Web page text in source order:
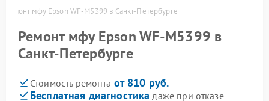
Ремонт мфу Epson WF-M5399 в Санкт-Петербурге
Ремонт мфу Epson WF-M5399 в
Санкт-Петербурге
Стоимость ремонта от 810 руб.
Бесплатная диагностика даже при отказе